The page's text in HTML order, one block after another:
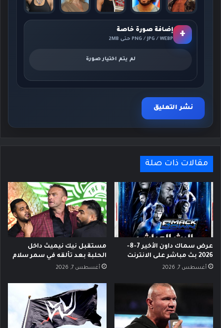
+ إضافة صورة خاصة
PNG / JPG / WEBP حتى 2MB
لم يتم اختيار صورة
مقالات ذات صلة
عرض سماك داون الأخير 7-8-
2026 بث مباشر على الانترنت
أغسطس 7, 2026
مستقبل نيك نيميث داخل
الحلبة بعد تألقه في سمر سلام
أغسطس 7, 2026